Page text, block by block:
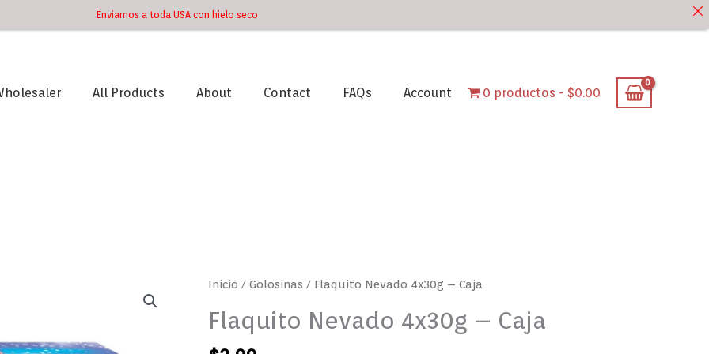
Enviamos a toda USA con hielo seco
All Products About Contact FAQs Account 0 productos $0.00
Inicio /Golosinas / Flaquito Nevado 4x30g – Caja
Flaquito Nevado 4x30g – Caja